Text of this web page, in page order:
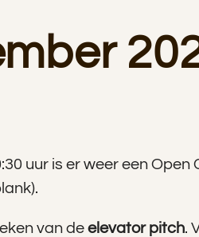
uur is er weer een Open
van deelevator pitch.